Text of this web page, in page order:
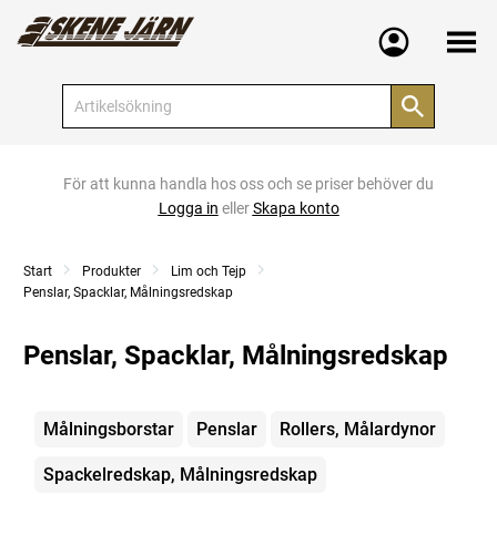
Meny
För att kunna handla hos oss och se priser behöver du
Logga in ellerSkapa konto
Start Produkter
Lim och Tejp
Penslar, Spacklar, Målningsredskap
Penslar, Spacklar, Målningsredskap
Kategorier
Målningsborstar Penslar Rollers, Målardynor
Spackelredskap, Målningsredskap